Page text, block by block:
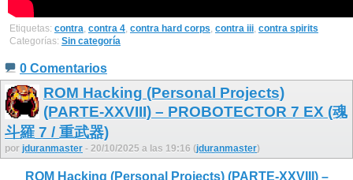
Etiquetas: contra, contra 4, contra hard corps, contra iii, contra spirits
Categorías: Sin categoría
0 Comentarios
ROM Hacking (Personal Projects)
(PARTE-XXVIII) – PROBOTECTOR 7 EX (魂
斗羅 7 / 重武器)
por jduranmaster - 20/10/2025 a las 19:16 (jduranmaster)
ROM Hacking (Personal Projects) (PARTE-XXVIII) –